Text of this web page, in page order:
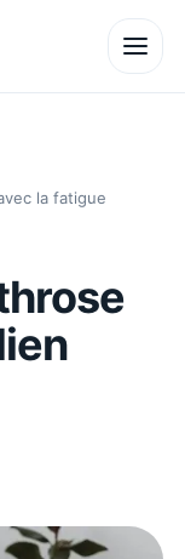
la fatigue